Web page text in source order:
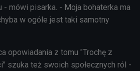
- mówi pisarka. - Moja bohaterka ma
w ogóle jest taki samotny
opowiadania z tomu "Trochę z
szuka też swoich społecznych ról -